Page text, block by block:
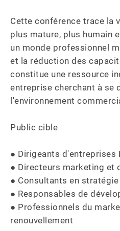
Cette conférence trace la
plus mature, plus humain
un monde professionnel
et la réduction des
constitue une ressource
entreprise cherchant à se
l'environnement
Public cible
● Dirigeants d'entreprises
● Directeurs marketing et
● Consultants en
● Responsables de
● Professionnels du
renouvellement